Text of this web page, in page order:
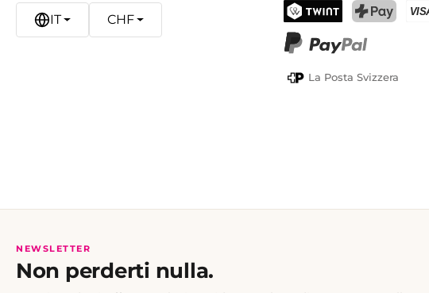
TWINT
La Posta Svizzera
IT CHF
NEWSLETTER
Non perderti nulla.